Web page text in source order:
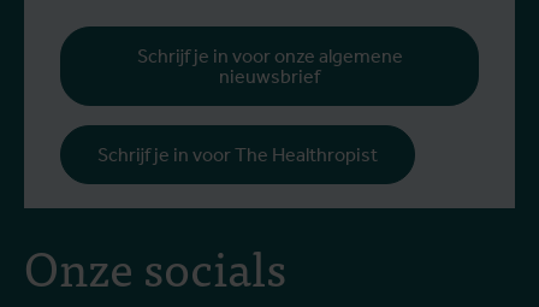
Onze socials
Schrijf je in voor onze algemene
nieuwsbrief
Schrijf je in voor The Healthropist